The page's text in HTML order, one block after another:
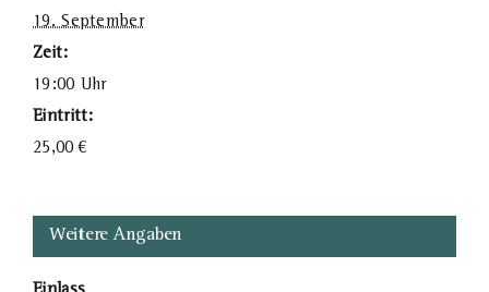
19. September
Zeit:
19:00 Uhr
Eintritt:
25,00 €
Weitere Angaben